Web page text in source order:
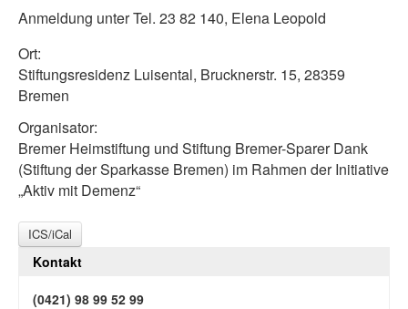
Anmeldung unter Tel. 23 82 140, Elena Leopold
Ort:
Stiftungsresidenz Luisental, Brucknerstr. 15, 28359
Bremen
Organisator:
Bremer Heimstiftung und Stiftung Bremer-Sparer Dank
(Stiftung der Sparkasse Bremen) im Rahmen der Initiative
„Aktiv mit Demenz“
ICS/iCal
Kontakt
(0421) 98 99 52 99